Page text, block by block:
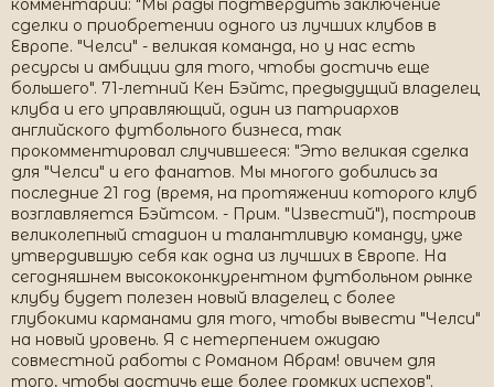
комментарий: "Мы рады подтвердить заключение
сделки о приобретении одного из лучших клубов в
Европе. "Челси" - великая команда, но у нас есть
ресурсы и амбиции для того, чтобы достичь еще
большего". 71-летний Кен Бэйтс, предыдущий владелец
клуба и его управляющий, один из патриархов
английского футбольного бизнеса, так
прокомментировал случившееся: "Это великая сделка
для "Челси" и его фанатов. Мы многого добились за
последние 21 год (время, на протяжении которого клуб
возглавляется Бэйтсом. - Прим. "Известий"), построив
великолепный стадион и талантливую команду, уже
утвердившую себя как одна из лучших в Европе. На
сегодняшнем высококонкурентном футбольном рынке
клубу будет полезен новый владелец с более
глубокими карманами для того, чтобы вывести "Челси"
на новый уровень. Я с нетерпением ожидаю
совместной работы с Романом Абрам! овичем для
того, чтобы достичь еще более громких успехов".